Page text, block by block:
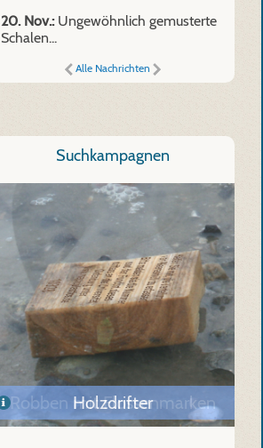
20. Nov.:Ungewöhnlich gemusterte
Schalen...
Alle Nachrichten
Suchkampagnen
Holzdrifter
Robben mit Flossenmarken